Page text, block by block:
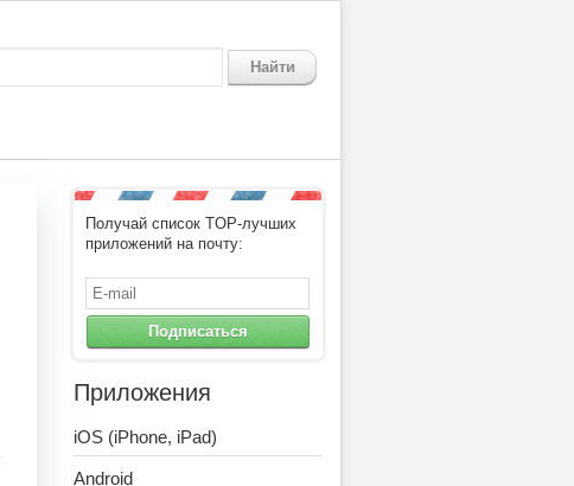
Найти
Получай список TOP-лучших
приложений на почту:
Подписаться
Приложения
iOS (iPhone, iPad)
Android